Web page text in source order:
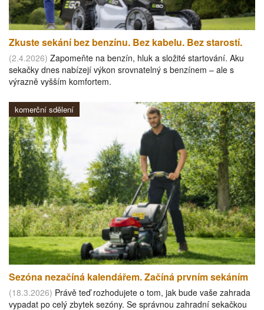
Zkuste sekání bez benzínu. Bez kabelu. Bez starostí.
(2.4.2026) Zapomeňte na benzín, hluk a složité startování. Aku
sekačky dnes nabízejí výkon srovnatelný s benzínem – ale s
výrazně vyšším komfortem.
komerční sdělení
Sezóna nezačíná kalendářem. Začíná prvním sekáním
(18.3.2026) Právě teď rozhodujete o tom, jak bude vaše zahrada
vypadat po celý zbytek sezóny. Se správnou zahradní sekačkou